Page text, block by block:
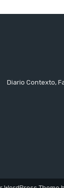
Diario Contexto,